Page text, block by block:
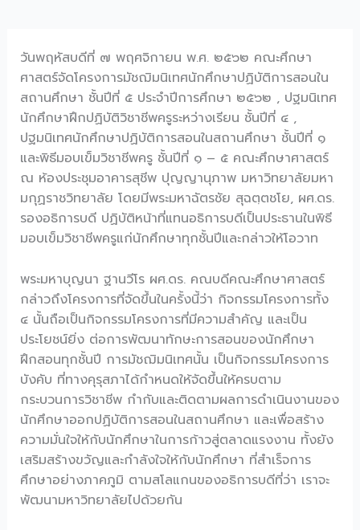
วันพฤหัสบดีที่ ๗ พฤศจิกายน พ.ศ. ๒๕๖๒ คณะศึกษา
ศาสตร์จัดโครงการมัชฌิมนิเทศนักศึกษาปฏิบัติการสอนใน
สถานศึกษา ชั้นปีที่ ๕ ประจำปีการศึกษา ๒๕๖๒ , ปฐมนิเทศ
นักศึกษาฝึกปฏิบัติวิชาชีพครูระหว่างเรียน ชั้นปีที่ ๔ ,
ปฐมนิเทศนักศึกษาปฏิบัติการสอนในสถานศึกษา ชั้นปีที่ ๑
และพิธีมอบเข็มวิชาชีพครู ชั้นปีที่ ๑ – ๕ คณะศึกษาศาสตร์
ณ ห้องประชุมอาคารสุชีพ ปุญญานุภาพ มหาวิทยาลัยมหา
มกุฏราชวิทยาลัย โดยมีพระมหาฉัตรชัย สุฉตฺตชโย, ผศ.ดร.
รองอธิการบดี ปฏิบัติหน้าที่แทนอธิการบดีเป็นประธานในพิธี
มอบเข็มวิชาชีพครูแก่นักศึกษาทุกชั้นปีและกล่าวให้โอวาท
พระมหาบุญนา ฐานวีโร ผศ.ดร. คณบดีคณะศึกษาศาสตร์
กล่าวถึงโครงการที่จัดขึ้นในครั้งนี้ว่า กิจกรรมโครงการทั้ง
๔ นั้นถือเป็นกิจกรรมโครงการที่มีความสำคัญ และเป็น
ประโยชน์ยิ่ง ต่อการพัฒนาทักษะการสอนของนักศึกษา
ฝึกสอนทุกชั้นปี การมัชฌิมนิเทศนั้น เป็นกิจกรรมโครงการ
บังคับ ที่ทางคุรุสภาได้กำหนดให้จัดขึ้นให้ครบตาม
กระบวนการวิชาชีพ กำกับและติดตามผลการดำเนินงานของ
นักศึกษาออกปฏิบัติการสอนในสถานศึกษา และเพื่อสร้าง
ความมั่นใจให้กับนักศึกษาในการก้าวสู่ตลาดแรงงาน ทั้งยัง
เสริมสร้างขวัญและกำลังใจให้กับนักศึกษา ที่สำเร็จการ
ศึกษาอย่างภาคภูมิ ตามสโลแกนของอธิการบดีที่ว่า เราจะ
พัฒนามหาวิทยาลัยไปด้วยกัน